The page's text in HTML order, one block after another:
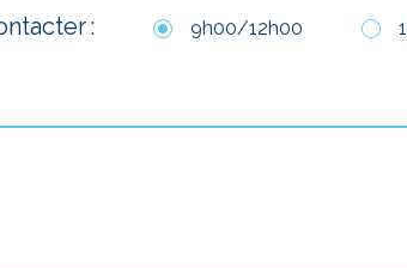
: 9h00/12h00